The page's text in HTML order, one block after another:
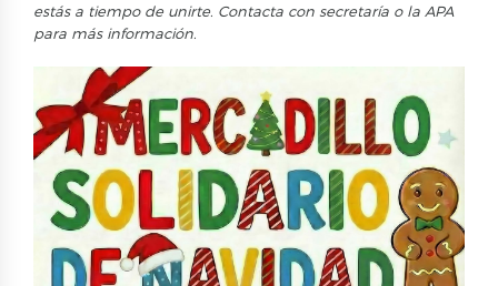
estás a tiempo de unirte. Contacta con secretaría o la APA
para más información.